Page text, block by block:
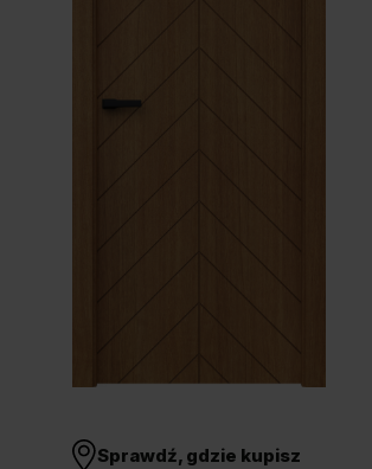
Sprawdź, gdzie kupisz